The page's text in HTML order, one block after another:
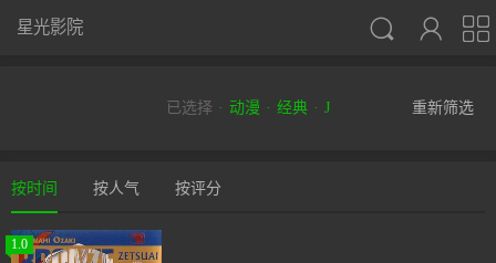



星光影院
已选择 动漫 经典 J 重新筛选
按时间 按人气 按评分
1.0